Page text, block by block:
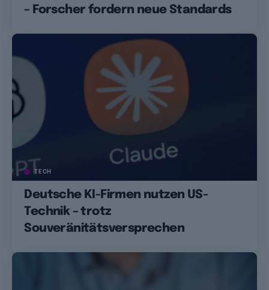
– Forscher fordern neue Standards
TECH
Deutsche KI-Firmen nutzen US-
Technik – trotz
Souveränitätsversprechen